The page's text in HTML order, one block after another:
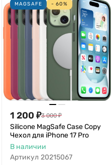
MAGSAFE - 60%
1 200 ₽3 000 ₽
Silicone MagSafe Case Copy
Чехол для iPhone 17 Pro
В наличии
Артикул 20215067